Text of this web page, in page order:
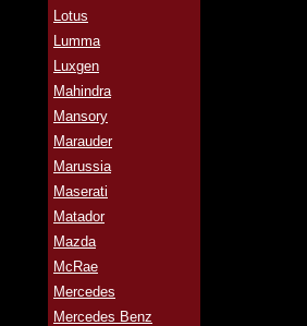
Lotus
Lumma
Luxgen
Mahindra
Mansory
Marauder
Marussia
Maserati
Matador
Mazda
McRae
Mercedes
Mercedes Benz